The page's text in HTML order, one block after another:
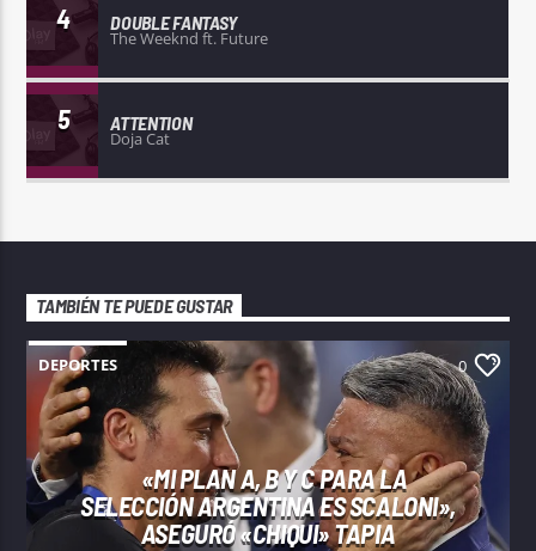
4 DOUBLE FANTASY
The Weeknd ft. Future
5 ATTENTION
Doja Cat
TAMBIÉN TE PUEDE GUSTAR
DEPORTES 0
«MI PLAN A, B Y C PARA LA
SELECCIÓN ARGENTINA ES SCALONI»,
ASEGURÓ «CHIQUI» TAPIA